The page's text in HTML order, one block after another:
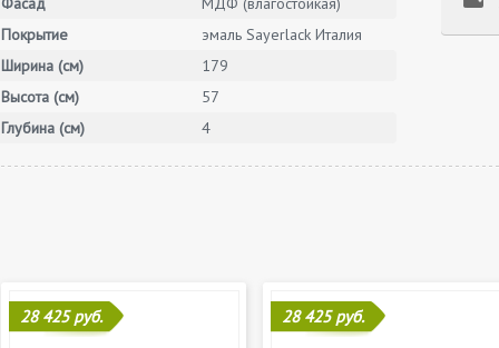
Покрытие
эмаль Sayerlack Италия
Ширина (см)
179
Высота (см)
57
Глубина (см)
4
28 425 руб. 28 425 руб.